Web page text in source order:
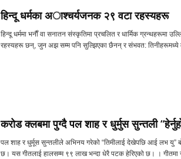
हिन्दू धर्मका अाश्चर्यजनक २९ वटा रहस्यहरू
हिन्दू धर्ममा भनाैँ वा सनातन संस्कृतिमा प्रचलित र धार्मिक ग्रन्थहरूमा
रहस्यहरू छन्, जुन अझ सम्म पनि सुल्झिएका छैनन् र संभवत: तिनीहरूमध्ये
करोड क्लबमा पुग्दै पल शाह र धुर्मुस सुन्तली
पल शाह र धुर्मूस सुन्तलीले अभिनय गरेको “तिमीलाई देखेपछि आई लभ यु”
छ। यस गीतलाई हालसम्म ९९ लाख भन्दा धेरै पटक हेरिएको छ। । गीतमा